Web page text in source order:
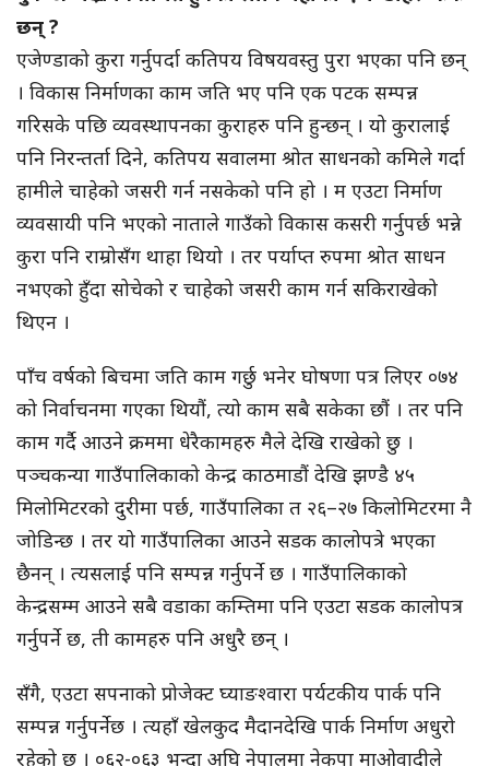
छन् ?
एजेण्डाको कुरा गर्नुपर्दा कतिपय विषयवस्तु पुरा भएका पनि छन्
। विकास निर्माणका काम जति भए पनि एक पटक सम्पन्न
गरिसके पछि व्यवस्थापनका कुराहरु पनि हुन्छन् । यो कुरालाई
पनि निरन्तर्ता दिने, कतिपय सवालमा श्रोत साधनको कमिले गर्दा
हामीले चाहेको जसरी गर्न नसकेको पनि हो । म एउटा निर्माण
व्यवसायी पनि भएको नाताले गाउँको विकास कसरी गर्नुपर्छ भन्ने
कुरा पनि राम्रोसँग थाहा थियो । तर पर्याप्त रुपमा श्रोत साधन
नभएको हुँदा सोचेको र चाहेको जसरी काम गर्न सकिराखेको
थिएन ।
पाँच वर्षको बिचमा जति काम गर्छु भनेर घोषणा पत्र लिएर ०७४
को निर्वाचनमा गएका थियौं, त्यो काम सबै सकेका छौं । तर पनि
काम गर्दै आउने क्रममा धेरैकामहरु मैले देखि राखेको छु ।
पञ्चकन्या गाउँपालिकाको केन्द्र काठमाडौं देखि झण्डै ४५
मिलोमिटरको दुरीमा पर्छ, गाउँपालिका त २६–२७ किलोमिटरमा नै
जोडिन्छ । तर यो गाउँपालिका आउने सडक कालोपत्रे भएका
छैनन् । त्यसलाई पनि सम्पन्न गर्नुपर्ने छ । गाउँपालिकाको
केन्द्रसम्म आउने सबै वडाका कम्तिमा पनि एउटा सडक कालोपत्र
गर्नुपर्ने छ, ती कामहरु पनि अधुरै छन् ।
सँगै, एउटा सपनाको प्रोजेक्ट घ्याङश्वारा पर्यटकीय पार्क पनि
सम्पन्न गर्नुपर्नेछ । त्यहाँ खेलकुद मैदानदेखि पार्क निर्माण अधुरो
रहेको छ । ०६२-०६३ भन्दा अघि नेपालमा नेकपा माओवादीले